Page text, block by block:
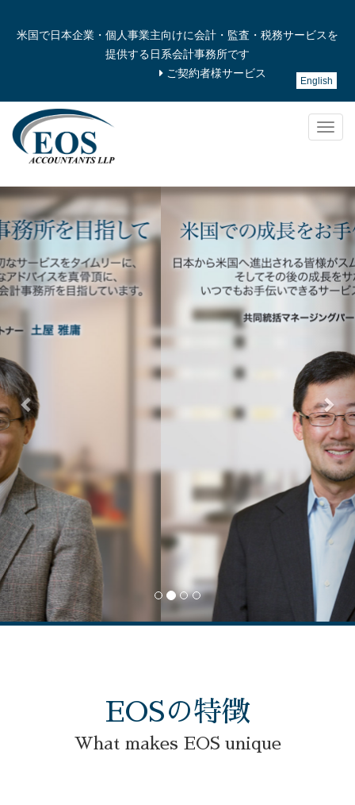
米国で日本企業・個人事業主向けに会計・監査・税務サービスを
提供する日系会計事務所です
English
ご契約者様サービス
Previous
EOSの特徴
What makes EOS unique